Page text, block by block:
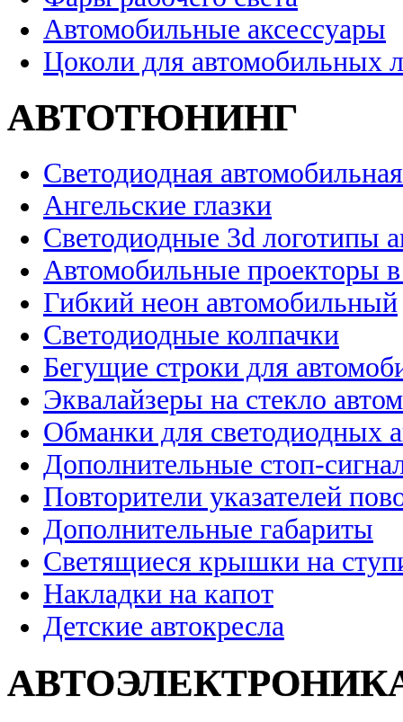
Автомобильные аксессуары
Цоколи для автомобильных
АВТОТЮНИНГ
Светодиодная
Ангельские глазки
Светодиодные 3d логотипы
Автомобильные проекторы
Гибкий неон автомобильный
Светодиодные колпачки
Бегущие строки для
Эквалайзеры на стекло
Обманки для светодиодных
Дополнительные стоп-
Повторители указателей
Дополнительные габариты
Светящиеся крышки на
Накладки на капот
Детские автокресла